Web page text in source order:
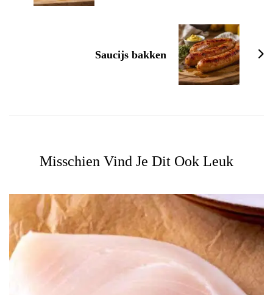
Saucijs bakken
Misschien Vind Je Dit Ook Leuk